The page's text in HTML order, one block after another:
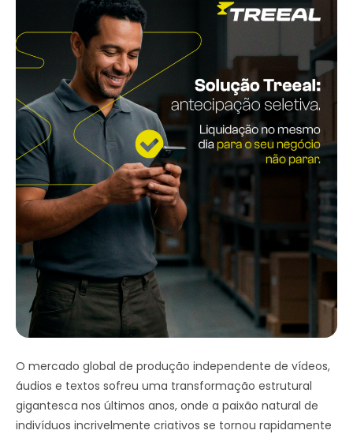
O mercado global de produção independente de vídeos,
áudios e textos sofreu uma transformação estrutural
gigantesca nos últimos anos, onde a paixão natural de
indivíduos incrivelmente criativos se tornou rapidamente